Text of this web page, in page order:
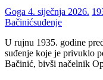
Goga 4. siječnja 2026.
Bačinićsuđenje
U rujnu 1935. godine
suđenje koje je privuklo
Bačinić, bivši načelnik